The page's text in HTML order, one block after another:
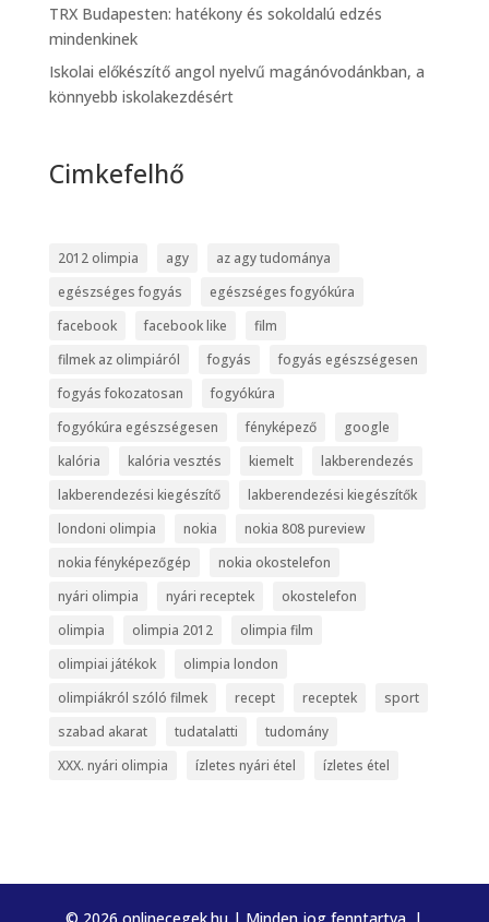
TRX Budapesten: hatékony és sokoldalú edzés
mindenkinek
Iskolai előkészítő angol nyelvű magánóvodánkban, a
könnyebb iskolakezdésért
Cimkefelhő
2012 olimpia agy
az agy tudománya
egészséges fogyás
egészséges fogyókúra
facebook
facebook like
film
filmek az olimpiáról
fogyás
fogyás egészségesen
fogyás fokozatosan
fogyókúra
fogyókúra egészségesen
fényképező
google
kalória
kalória vesztés kiemelt
lakberendezés
lakberendezési kiegészítő
lakberendezési kiegészítők
londoni olimpia
nokia
nokia 808 pureview
nokia fényképezőgép
nokia okostelefon
nyári olimpia
nyári receptek
okostelefon
olimpia
olimpia 2012
olimpia film
olimpiai játékok
olimpia london
olimpiákról szóló filmek
recept receptek
sport
szabad akarat
tudatalatti
tudomány
XXX. nyári olimpia
ízletes nyári étel ízletes étel